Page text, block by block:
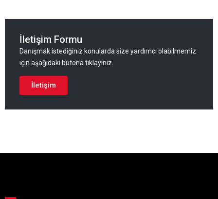
İletişim Formu
Danışmak istediğiniz konularda size yardımcı olabilmemiz
için aşağıdaki butona tıklayınız.
İletişim